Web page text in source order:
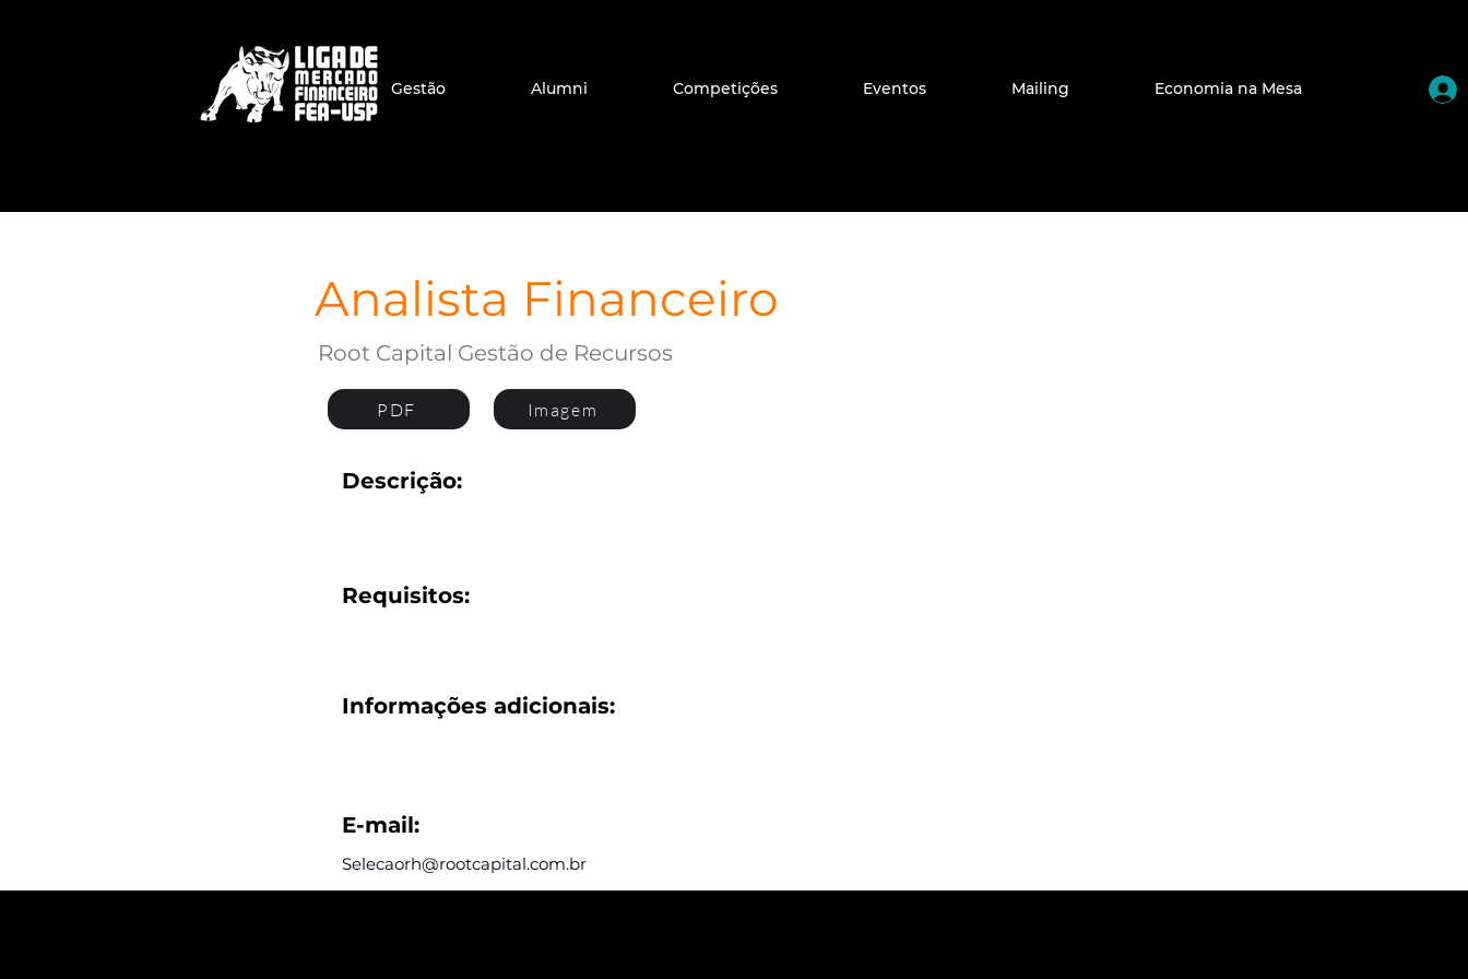
Gestão Alumni Competições Eventos Mailing Economia na Mesa
Analista Financeiro
Root Capital Gestão de Recursos
PDF Imagem
Descrição:
Requisitos:
Informações adicionais:
E-mail:
Selecaorh@rootcapital.com.br